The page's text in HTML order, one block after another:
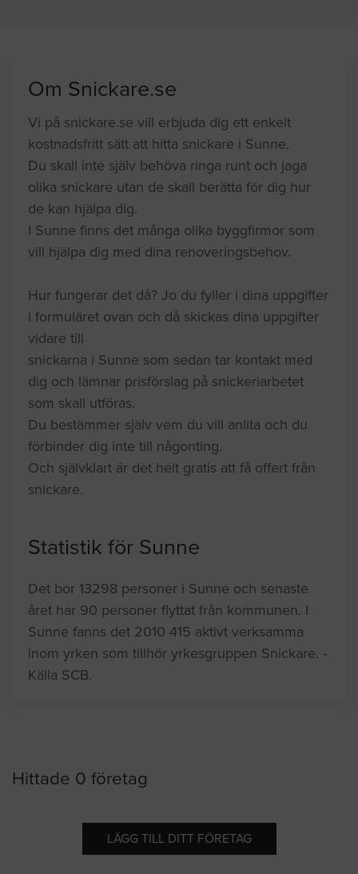
Om Snickare.se
Vi på snickare.se vill erbjuda dig ett enkelt
kostnadsfritt sätt att hitta snickare i Sunne.
Du skall inte själv behöva ringa runt och jaga
olika snickare utan de skall berätta för dig hur
de kan hjälpa dig.
I Sunne finns det många olika byggfirmor som
vill hjälpa dig med dina renoveringsbehov.
Hur fungerar det då? Jo du fyller i dina uppgifter
i formuläret ovan och då skickas dina uppgifter
vidare till
snickarna i Sunne som sedan tar kontakt med
dig och lämnar prisförslag på snickeriarbetet
som skall utföras.
Du bestämmer själv vem du vill anlita och du
förbinder dig inte till någonting.
Och självklart är det helt gratis att få offert från
snickare.
Statistik för Sunne
Det bor 13298 personer i Sunne och senaste
året har 90 personer flyttat från kommunen. I
Sunne fanns det 2010 415 aktivt verksamma
inom yrken som tillhör yrkesgruppen Snickare. -
Källa SCB.
Hittade 0 företag
LÄGG TILL DITT FÖRETAG